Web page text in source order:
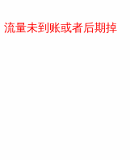
量未到账或者后期掉